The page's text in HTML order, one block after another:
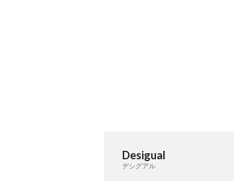
Desigual
デシグアル